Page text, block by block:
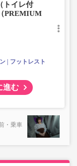
持ち込みも不
の大きな荷
の条件を満たさ
トイレ付
PREMIUM
フットレスト
進む
・乗車